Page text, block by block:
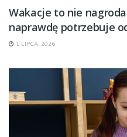
Wakacje to nie
naprawdę potrzebuje
1 LIPCA, 2026